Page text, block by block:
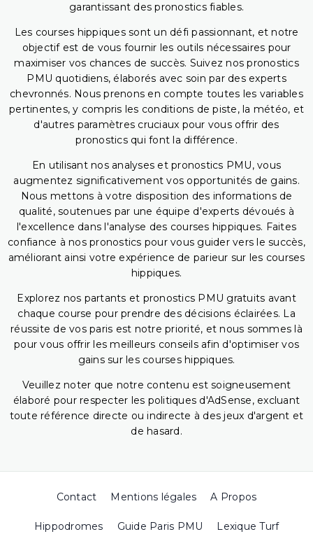
garantissant des pronostics fiables.
Les courses hippiques sont un défi passionnant, et notre
objectif est de vous fournir les outils nécessaires pour
maximiser vos chances de succès. Suivez nos pronostics
PMU quotidiens, élaborés avec soin par des experts
chevronnés. Nous prenons en compte toutes les variables
pertinentes, y compris les conditions de piste, la météo, et
d'autres paramètres cruciaux pour vous offrir des
pronostics qui font la différence.
En utilisant nos analyses et pronostics PMU, vous
augmentez significativement vos opportunités de gains.
Nous mettons à votre disposition des informations de
qualité, soutenues par une équipe d'experts dévoués à
l'excellence dans l'analyse des courses hippiques. Faites
confiance à nos pronostics pour vous guider vers le succès,
améliorant ainsi votre expérience de parieur sur les courses
hippiques.
Explorez nos partants et pronostics PMU gratuits avant
chaque course pour prendre des décisions éclairées. La
réussite de vos paris est notre priorité, et nous sommes là
pour vous offrir les meilleurs conseils afin d'optimiser vos
gains sur les courses hippiques.
Veuillez noter que notre contenu est soigneusement
élaboré pour respecter les politiques d'AdSense, excluant
toute référence directe ou indirecte à des jeux d'argent et
de hasard.
Contact Mentions légales A Propos
Hippodromes Guide Paris PMU Lexique Turf